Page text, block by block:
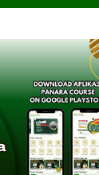
saat ini secara
oleh pendatang
Anglo-Saxons
awal juga
dan ke-10.